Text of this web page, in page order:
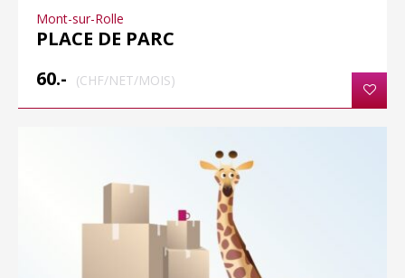
Mont-sur-Rolle
PLACE DE PARC
60.-
(CHF/NET/MOIS)